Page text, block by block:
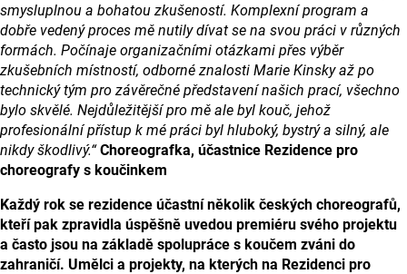
smysluplnou a bohatou zkušeností. Komplexní program a
dobře vedený proces mě nutily dívat se na svou práci v různých
formách. Počínaje organizačními otázkami přes výběr
zkušebních místností, odborné znalosti Marie Kinsky až po
technický tým pro závěrečné představení našich prací, všechno
bylo skvělé. Nejdůležitější pro mě ale byl kouč, jehož
profesionální přístup k mé práci byl hluboký, bystrý a silný, ale
nikdy škodlivý.“Choreografka, účastnice Rezidence pro
choreografy s koučinkem
Každý rok se rezidence účastní několik českých choreografů,
kteří pak zpravidla úspěšně uvedou premiéru svého projektu
a často jsou na základě spolupráce s koučem zváni do
zahraničí. Umělci a projekty, na kterých na Rezidenci pro